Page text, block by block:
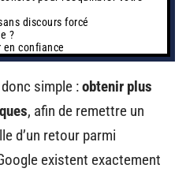
discours forcé
?
confiance
simple :obtenir plus
, afin de remettre un
d’un retour parmi
existent exactement